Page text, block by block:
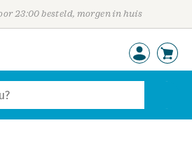
23:00 besteld, morgen in huis